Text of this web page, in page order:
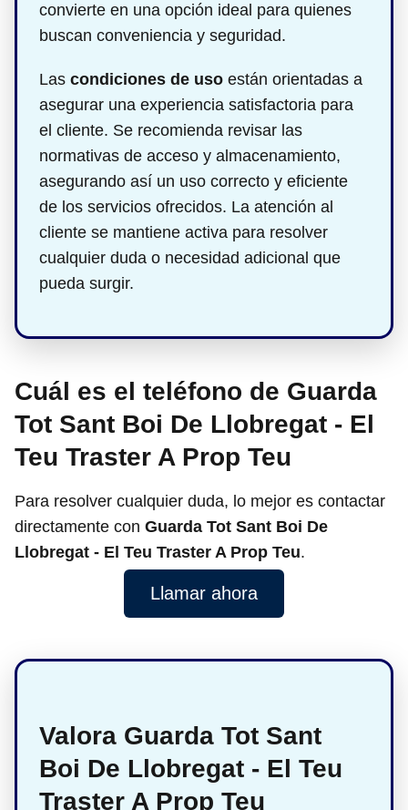
convierte en una opción ideal para quienes
buscan conveniencia y seguridad.
Las condiciones de uso están orientadas a
asegurar una experiencia satisfactoria para
el cliente. Se recomienda revisar las
normativas de acceso y almacenamiento,
asegurando así un uso correcto y eficiente
de los servicios ofrecidos. La atención al
cliente se mantiene activa para resolver
cualquier duda o necesidad adicional que
pueda surgir.
Cuál es el teléfono de Guarda
Tot Sant Boi De Llobregat - El
Teu Traster A Prop Teu
Para resolver cualquier duda, lo mejor es contactar
directamente con Guarda Tot Sant Boi De
Llobregat - El Teu Traster A Prop Teu.
Llamar ahora
Valora Guarda Tot Sant
Boi De Llobregat - El Teu
Traster A Prop Teu